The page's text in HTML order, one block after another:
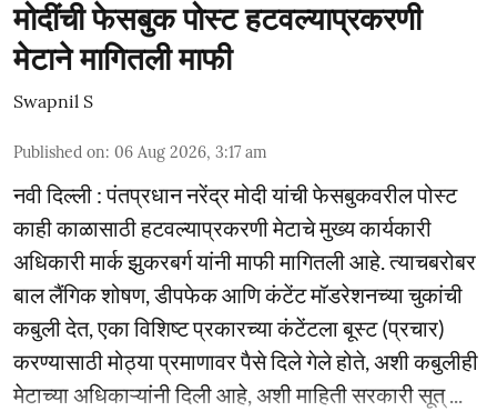
मोदींची फेसबुक पोस्ट हटवल्याप्रकरणी
मेटाने मागितली माफी
Swapnil S
Published on: 06 Aug 2026, 3:17 am
नवी दिल्ली : पंतप्रधान नरेंद्र मोदी यांची फेसबुकवरील पोस्ट
काही काळासाठी हटवल्याप्रकरणी मेटाचे मुख्य कार्यकारी
अधिकारी मार्क झुकरबर्ग यांनी माफी मागितली आहे. त्याचबरोबर
बाल लैंगिक शोषण, डीपफेक आणि कंटेंट मॉडरेशनच्या चुकांची
कबुली देत, एका विशिष्ट प्रकारच्या कंटेंटला बूस्ट (प्रचार)
करण्यासाठी मोठ्या प्रमाणावर पैसे दिले गेले होते, अशी कबुलीही
मेटाच्या अधिकाऱ्यांनी दिली आहे, अशी माहिती सरकारी सूत् ...